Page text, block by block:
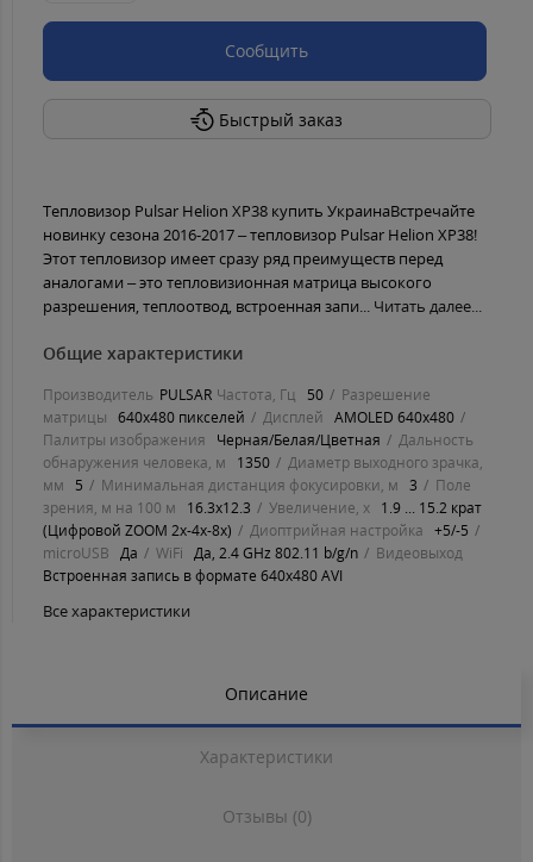
Сообщить
Быстрый заказ
Тепловизор Pulsar Helion XP38 купить УкраинаВстречайте
новинку сезона 2016-2017 – тепловизор Pulsar Helion XP38!
Этот тепловизор имеет сразу ряд преимуществ перед
аналогами – это тепловизионная матрица высокого
разрешения, теплоотвод, встроенная запи... Читать далее...
Общие характеристики
Производитель PULSAR Частота, Гц 50
Разрешение
матрицы 640x480 пикселей Дисплей AMOLED 640x480
Палитры изображения
Черная/Белая/Цветная
Дальность
обнаружения человека, м
1350
Диаметр выходного зрачка,
мм
5 Минимальная дистанция фокусировки, м 3
Поле
зрения, м на 100 м
16.3x12.3 Увеличение, х 1.9 ... 15.2 крат
(Цифровой ZOOM 2х-4х-8x)
Диоптрийная настройка +5/-5
microUSB Да WiFi Да, 2.4 GHz 802.11 b/g/n
Видеовыход
Встроенная запись в формате 640x480 AVI
Все характеристики
Описание
Характеристики
Отзывы (0)